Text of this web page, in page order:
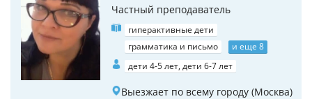
Частный преподаватель
гиперактивные дети
грамматика и письмо
и еще 8
дети 4-5 лет, дети 6-7 лет
Выезжает по всему городу (Москва)